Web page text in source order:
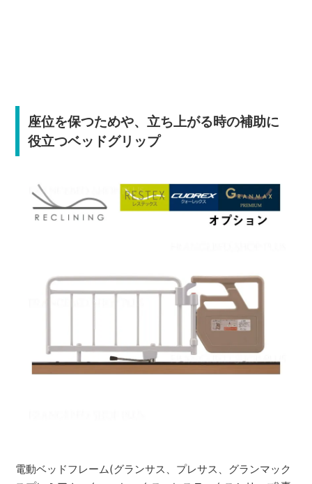
座位を保つためや、立ち上がる時の補助に
役立つベッドグリップ
電動ベッドフレーム(グランサス、プレサス、グランマック